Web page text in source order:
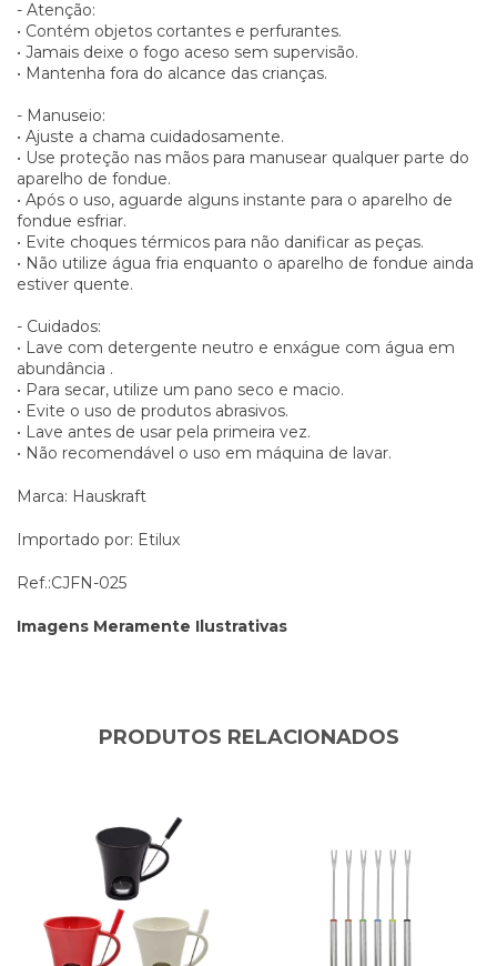
- Atenção:
• Contém objetos cortantes e perfurantes.
• Jamais deixe o fogo aceso sem supervisão.
• Mantenha fora do alcance das crianças.
- Manuseio:
• Ajuste a chama cuidadosamente.
• Use proteção nas mãos para manusear qualquer parte do
aparelho de fondue.
• Após o uso, aguarde alguns instante para o aparelho de
fondue esfriar.
• Evite choques térmicos para não danificar as peças.
• Não utilize água fria enquanto o aparelho de fondue ainda
estiver quente.
- Cuidados:
• Lave com detergente neutro e enxágue com água em
abundância .
• Para secar, utilize um pano seco e macio.
• Evite o uso de produtos abrasivos.
• Lave antes de usar pela primeira vez.
• Não recomendável o uso em máquina de lavar.
Marca: Hauskraft
Importado por: Etilux
Ref.:CJFN-025
Imagens Meramente Ilustrativas
PRODUTOS RELACIONADOS